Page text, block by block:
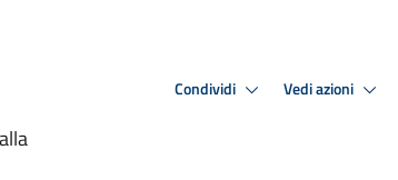
Condividi Vedi azioni